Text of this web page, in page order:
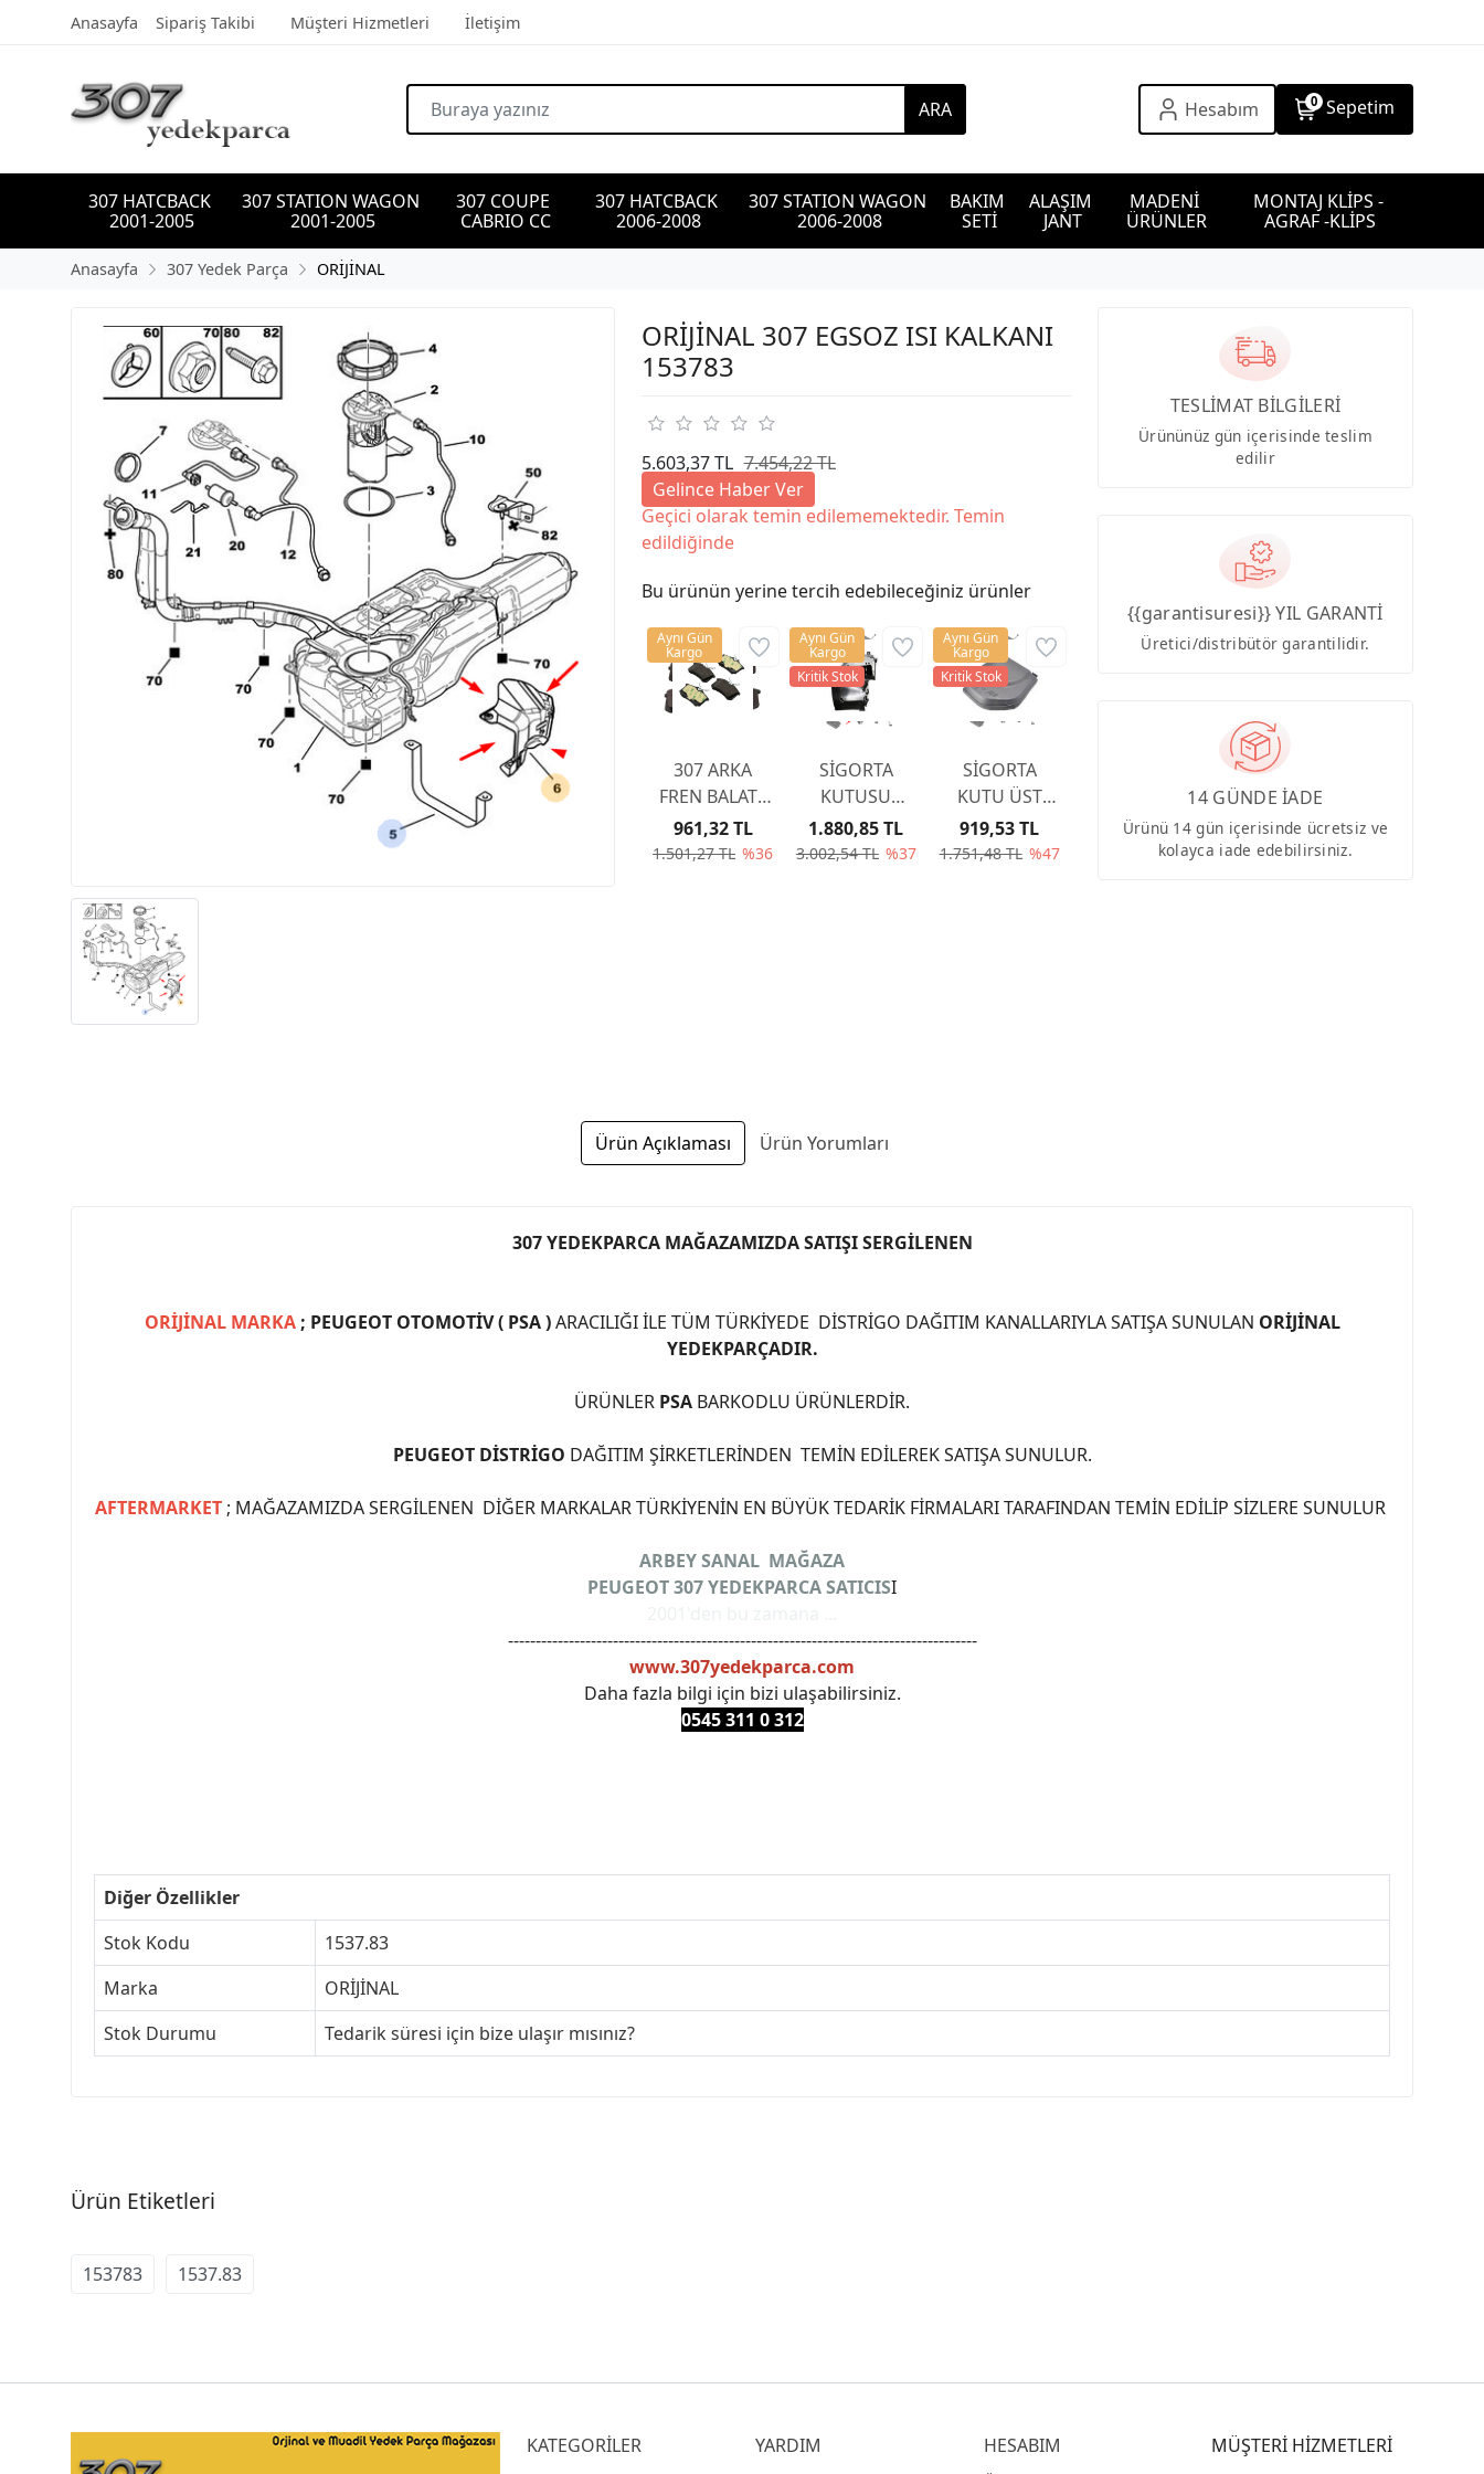
Anasayfa Sipariş Takibi Müşteri Hizmetleri İletişim
ARA Hesabım 0 Sepetim
307 HATCBACK
2001-2005
307 STATION WAGON
2001-2005
307 COUPE
CABRIO CC
307 HATCBACK
2006-2008
307 STATION WAGON
2006-2008
BAKIM
SETİ
ALAŞIM
JANT
MADENİ
ÜRÜNLER
MONTAJ KLİPS -
AGRAF -KLİPS
Anasayfa 307 Yedek Parça ORİJİNAL
ORİJİNAL 307 EGSOZ ISI KALKANI
153783
5.603,37 TL 7.454,22 TL
Gelince Haber Ver
Geçici olarak temin edilememektedir. Temin
edildiğinde
Bu ürünün yerine tercih edebileceğiniz ürünler
307 ARKA
FREN BALATA
307 YAYLI TİP
2001-2007
1.501,27 TL %36
961,32 TL
Aynı Gün
Kargo
SİGORTA
KUTUSU
KAPAĞI
6500CC
3.002,54 TL %37
1.880,85 TL
Aynı Gün
Kargo
Kritik Stok
SİGORTA
KUTU ÜST
KAPAĞI
6500CA
1.751,48 TL %47
919,53 TL
Aynı Gün
Kargo
Kritik Stok
TESLİMAT BİLGİLERİ
Ürününüz gün içerisinde teslim
edilir
{{garantisuresi}} YIL GARANTİ
Üretici/distribütör garantilidir.
14 GÜNDE İADE
Ürünü 14 gün içerisinde ücretsiz ve
kolayca iade edebilirsiniz.
Ürün Açıklaması Ürün Yorumları
307 YEDEKPARCA MAĞAZAMIZDA SATIŞI SERGİLENEN
ORİJİNAL MARKA; PEUGEOT OTOMOTİV ( PSA )ARACILIĞI İLE TÜM TÜRKİYEDE DİSTRİGO DAĞITIM KANALLARIYLA SATIŞA SUNULAN ORİJİNAL
YEDEKPARÇADIR.
ÜRÜNLER PSA BARKODLU ÜRÜNLERDİR.
PEUGEOT DİSTRİGO DAĞITIM ŞİRKETLERİNDEN TEMİN EDİLEREK SATIŞA SUNULUR.
AFTERMARKET ; MAĞAZAMIZDA SERGİLENEN DİĞER MARKALAR TÜRKİYENİN EN BÜYÜK TEDARİK FİRMALARI TARAFINDAN TEMİN EDİLİP SİZLERE SUNULUR
ARBEY SANAL MAĞAZA
PEUGEOT 307 YEDEKPARCA SATICISI
-------------------------------------------------------------------------------------
www.307yedekparca.com
Daha fazla bilgi için bizi ulaşabilirsiniz.
0545 311 0 312
Diğer Özellikler
Stok Kodu
1537.83
Marka
ORİJİNAL
Stok Durumu
Tedarik süresi için bize ulaşır mısınız?
Ürün Etiketleri
153783 1537.83
KATEGORİLER YARDIM HESABIM MÜŞTERİ HİZMETLERİ